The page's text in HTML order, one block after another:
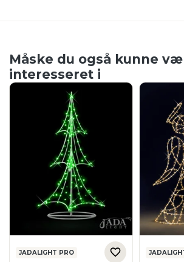
Måske du også kunne
interesseret i
JADALIGHT PRO